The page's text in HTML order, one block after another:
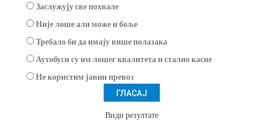
Заслужују све похвале
Није лоше али може и боље
Требало би да имају више полазака
Аутобуси су им лошег квалитета и стално касне
Не користим јавни превоз
Види резултате